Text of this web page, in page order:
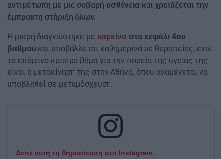
αντιμέτωπη με μια σοβαρή ασθένεια και χρειάζεται την
έμπρακτη στήριξη όλων.
Η μικρή διαγνώστηκε με καρκίνο στο κεφάλι 4ου
βαθμού και υποβάλλεται καθημερινά σε θεραπείες, ενώ
το επόμενο κρίσιμο βήμα για την πορεία της υγείας της
είναι η μετακίνησή της στην Αθήνα, όπου αναμένεται να
υποβληθεί σε μεταμόσχευση.
Δείτε αυτή τη δημοσίευση στο Instagram.